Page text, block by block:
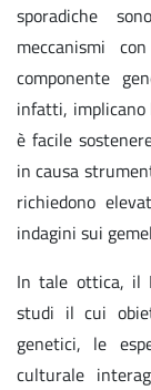
sporadiche
meccanismi
componente
infatti, implicano
è facile
in causa
richiedono
indagini sui
In tale ottica, il
studi il cui
genetici, le
culturale